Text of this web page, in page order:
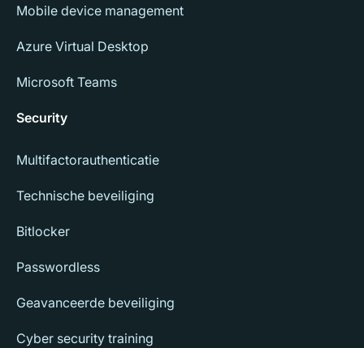
Mobile device management
Azure Virtual Desktop
Microsoft Teams
Security
Multifactorauthenticatie
Technische beveiliging
Bitlocker
Passwordless
Geavanceerde beveiliging
Cyber security training